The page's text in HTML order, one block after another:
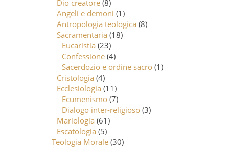
Dio creatore (8)
Angeli e demoni (1)
Antropologia teologica (8)
Sacramentaria (18)
Eucaristia (23)
Confessione (4)
Sacerdozio e ordine sacro (1)
Cristologia (4)
Ecclesiologia (11)
Ecumenismo (7)
Dialogo inter-religioso (3)
Mariologia (61)
Escatologia (5)
Teologia Morale (30)